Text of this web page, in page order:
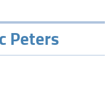
Peters